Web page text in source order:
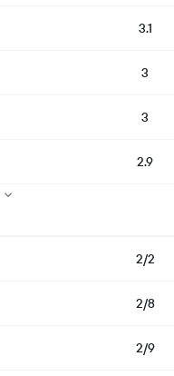
3.1
3
3
2.9
2/2
2/8
2/9